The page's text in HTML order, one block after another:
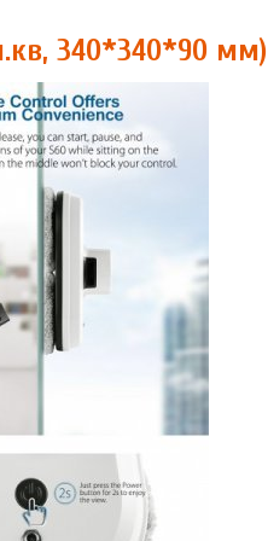
340*340*90 мм)